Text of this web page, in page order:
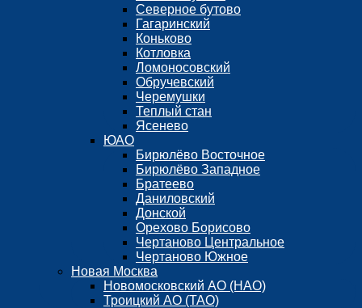
Северное бутово
Гагаринский
Коньково
Котловка
Ломоносовский
Обручевский
Черемушки
Теплый стан
Ясенево
ЮАО
Бирюлёво Восточное
Бирюлёво Западное
Братеево
Даниловский
Донской
Орехово Борисово
Чертаново Центральное
Чертаново Южное
Новая Москва
Новомосковский АО (НАО)
Троицкий АО (ТАО)